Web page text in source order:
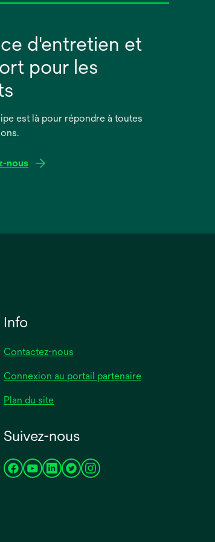
d'entretien et
pour les
est là pour répondre à toutes
nous
Info
Contactez-nous
Connexion au portail partenaire
Plan du site
Suivez-nous
s’ouvres’ouvres’ouvres’ouvres’ouvre